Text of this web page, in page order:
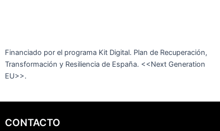
Financiado por el programa Kit Digital. Plan de Recuperación,
Transformación y Resiliencia de España. <<Next Generation
EU>>.
CONTACTO